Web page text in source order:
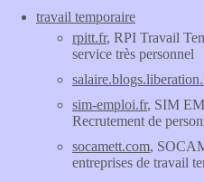
travail temporaire
rpitt.fr, RPI Travail
service très personnel
sim-emploi.fr, SIM
Recrutement de
socamett.com,
entreprises de travail